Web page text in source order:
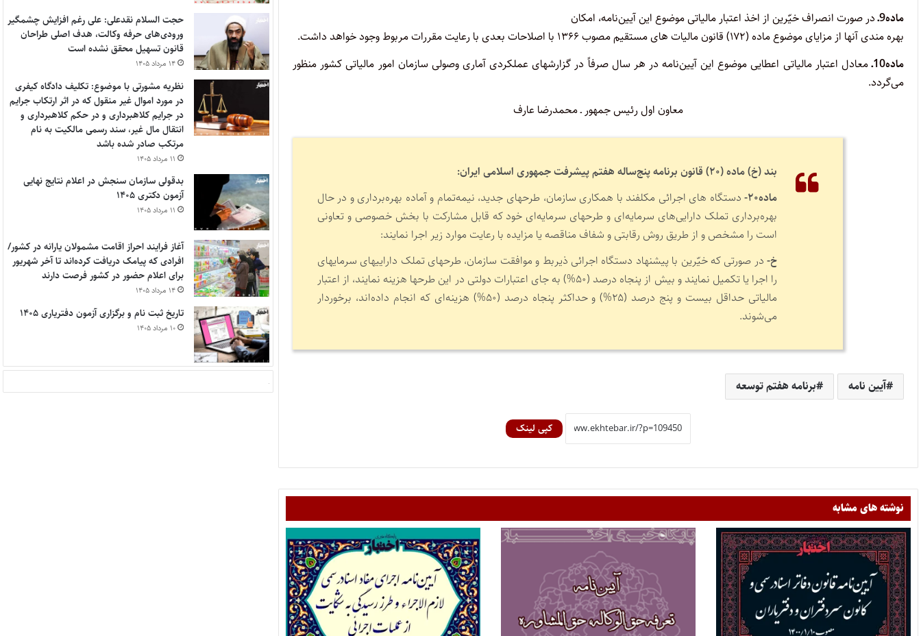
ماده9ـ در صورت انصراف خیّرین از اخذ اعتبار مالیاتی موضوع این آیین‌نامه، امکان
بهره مندی آنها از مزایای موضوع ماده (۱۷۲) قانون مالیات های مستقیم مصوب ۱۳۶۶ با اصلاحات بعدی با رعایت مقررات مربوط وجود خواهد داشت.
ماده10ـ
معادل اعتبار مالیاتی اعطایی موضوع این آیین‌نامه در هر سال صرفاً در گزارش­های عملکردی آماری وصولی سازمان امور مالیاتی کشور منظور
می‌گردد.
معاون اول رئیس جمهور ـ محمدرضا عارف
بند (خ) ماده (۲۰) قانون برنامه پنج‌ساله هفتم پیشرفت جمهوری اسلامی ایران:
ماده۲۰-
دستگاه های اجرائی مکلفند با همکاری سازمان، طرحهای جدید، نیمه‌تمام و آماده بهره‌برداری و در حال
بهره‌برداری تملک دارایی‌های سرمایه‌ای و طرحهای سرمایه‌ای خود که قابل مشارکت با بخش خصوصی و تعاونی
است را مشخص و از طریق روش رقابتی و شفاف مناقصه یا مزایده با رعایت موارد زیر اجرا نمایند:
خ- در صورتی که خیّرین با پیشنهاد دستگاه اجرائی ذی­ربط و موافقت سازمان، طرحهای تملک دارایی­های سرمایه­ای
را اجرا یا تکمیل نمایند و بیش از پنجاه درصد (۵۰%) به­ جای اعتبارات دولتی در این طرحها هزینه نمایند، از اعتبار
مالیاتی حداقل بیست و پنج درصد (۲۵%) و حداکثر پنجاه درصد (۵۰%) هزینه‌ای که انجام داده‌‌اند، برخوردار
می‌شوند.
آیین نامه برنامه هفتم توسعه
کپی لینک
نوشته های مشابه
حجت السلام نقدعلی: علی رغم افزایش چشمگیر
ورودی‌های حرفه وکالت، هدف اصلی طراحان
قانون تسهیل محقق نشده است
۱۴ مرداد ۱۴۰۵
نظریه مشورتی با موضوع: تکلیف دادگاه کیفری
در مورد اموال غیر منقول که در اثر ارتکاب جرایم
در جرایم کلاهبرداری و در حکم کلاهبرداری و
انتقال مال غیر، سند رسمی مالکیت به نام
مرتکب صادر شده باشد
۱۱ مرداد ۱۴۰۵
بدقولی سازمان سنجش در اعلام نتایج نهایی
آزمون دکتری ۱۴۰۵
۱۱ مرداد ۱۴۰۵
آغاز فرایند احراز اقامت مشمولان یارانه در کشور/
افرادی که پیامک دریافت کرده‌اند تا آخر شهریور
برای اعلام حضور در کشور فرصت دارند
۱۴ مرداد ۱۴۰۵
تاریخ ثبت نام و برگزاری آزمون دفتریاری ۱۴۰۵
۱۰ مرداد ۱۴۰۵